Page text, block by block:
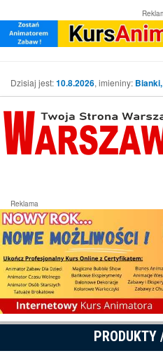
Dzisiaj jest:10.8.2026, imieniny:
Reklama
PRODUKTY